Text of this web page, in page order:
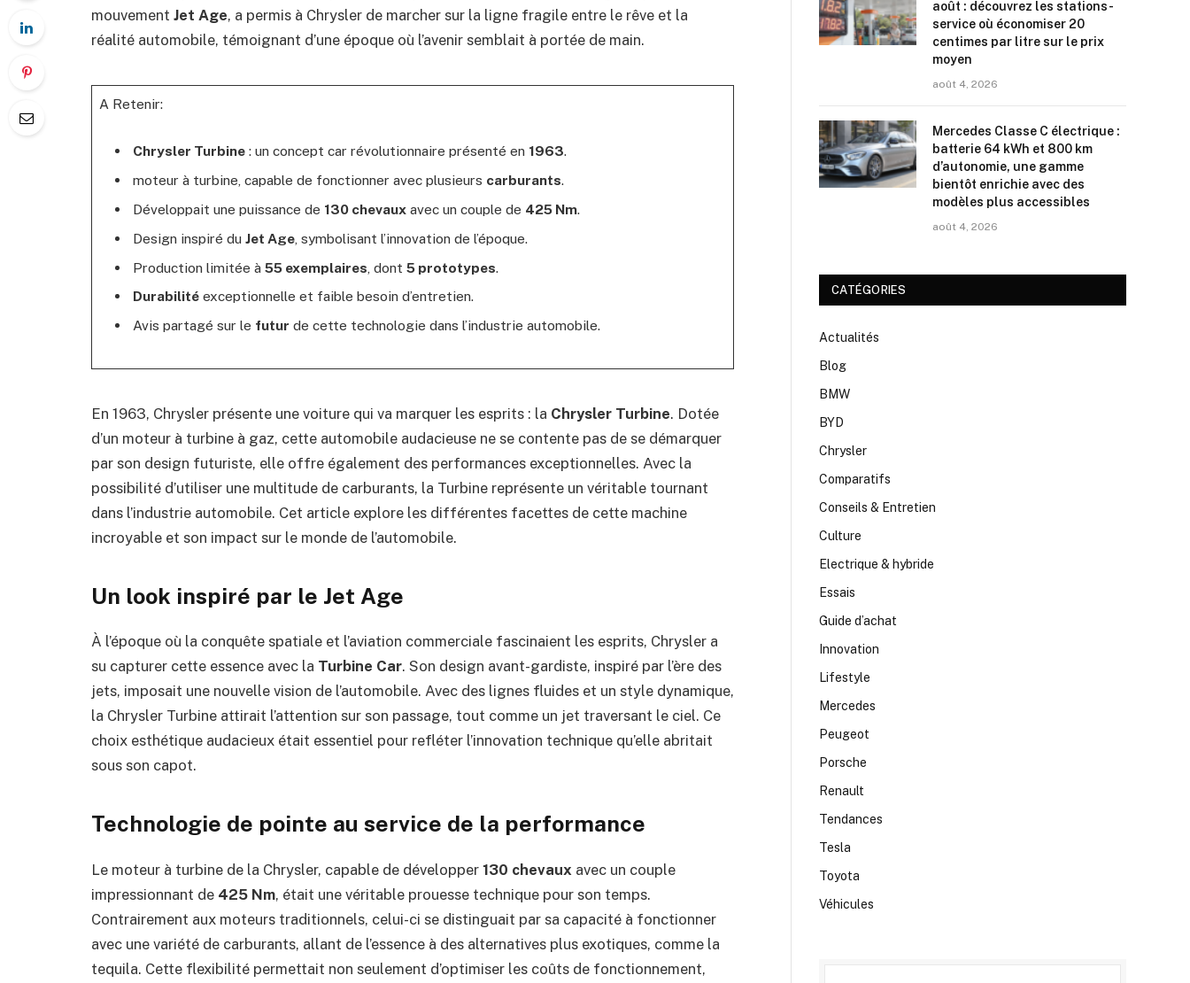
mouvement Jet Age, a permis à Chrysler de marcher sur la ligne fragile entre le rêve et la
réalité automobile, témoignant d’une époque où l’avenir semblait à portée de main.
A Retenir:
Chrysler Turbine: un concept car révolutionnaire présenté en 1963.
moteur à turbine, capable de fonctionner avec plusieurs carburants.
Développait une puissance de 130 chevauxavec un couple de 425 Nm.
Design inspiré du Jet Age, symbolisant l’innovation de l’époque.
Production limitée à 55 exemplaires , dont 5 prototypes.
Durabilitéexceptionnelle et faible besoin d’entretien.
Avis partagé sur le futur de cette technologie dans l’industrie automobile.
En 1963, Chrysler présente une voiture qui va marquer les esprits : la Chrysler Turbine. Dotée
d’un moteur à turbine à gaz, cette automobile audacieuse ne se contente pas de se démarquer
par son design futuriste, elle offre également des performances exceptionnelles. Avec la
possibilité d’utiliser une multitude de carburants, la Turbine représente un véritable tournant
dans l’industrie automobile. Cet article explore les différentes facettes de cette machine
incroyable et son impact sur le monde de l’automobile.
Un look inspiré par le Jet Age
À l’époque où la conquête spatiale et l’aviation commerciale fascinaient les esprits, Chrysler a
su capturer cette essence avec la Turbine Car. Son design avant-gardiste, inspiré par l’ère des
jets, imposait une nouvelle vision de l’automobile. Avec des lignes fluides et un style dynamique,
la Chrysler Turbine attirait l’attention sur son passage, tout comme un jet traversant le ciel. Ce
choix esthétique audacieux était essentiel pour refléter l’innovation technique qu’elle abritait
sous son capot.
Technologie de pointe au service de la performance
Le moteur à turbine de la Chrysler, capable de développer 130 chevaux avec un couple
impressionnant de 425 Nm, était une véritable prouesse technique pour son temps.
Contrairement aux moteurs traditionnels, celui-ci se distinguait par sa capacité à fonctionner
avec une variété de carburants, allant de l’essence à des alternatives plus exotiques, comme la
tequila. Cette flexibilité permettait non seulement d’optimiser les coûts de fonctionnement,
août : découvrez les stations-
service où économiser 20
centimes par litre sur le prix
moyen
août 4, 2026
Mercedes Classe C électrique :
batterie 64 kWh et 800 km
d’autonomie, une gamme
bientôt enrichie avec des
modèles plus accessibles
août 4, 2026
CATÉGORIES
Actualités
Blog
BMW
BYD
Chrysler
Comparatifs
Conseils & Entretien
Culture
Electrique & hybride
Essais
Guide d’achat
Innovation
Lifestyle
Mercedes
Peugeot
Porsche
Renault
Tendances
Tesla
Toyota
Véhicules